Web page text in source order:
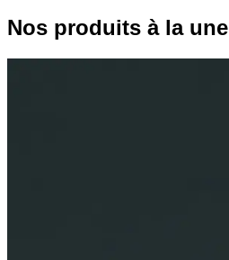
Nos produits à la une